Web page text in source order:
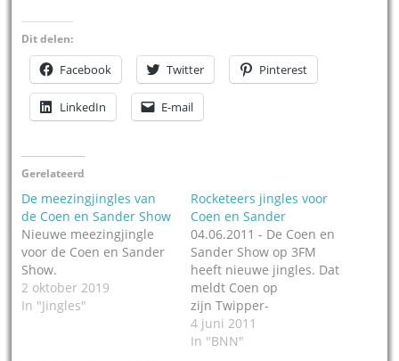
Dit delen:
Facebook Twitter Pinterest
LinkedIn E-mail
Gerelateerd
De meezingjingles van
de Coen en Sander Show
Nieuwe meezingjingle
voor de Coen en Sander
Show.
2 oktober 2019
In "Jingles"
Rocketeers jingles voor
Coen en Sander
04.06.2011 - De Coen en
Sander Show op 3FM
heeft nieuwe jingles. Dat
meldt Coen op
zijn Twipper-
pagina (Twipper staat
voor Tweets van VIP's).
4 juni 2011
In "BNN"